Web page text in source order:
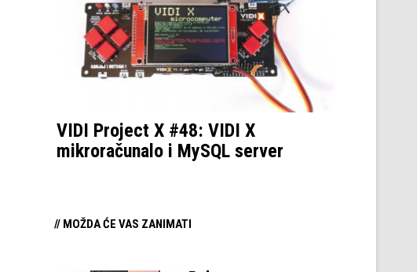
VIDI Project X #48: VIDI X
mikroračunalo i MySQL server
// MOŽDA ĆE VAS ZANIMATI